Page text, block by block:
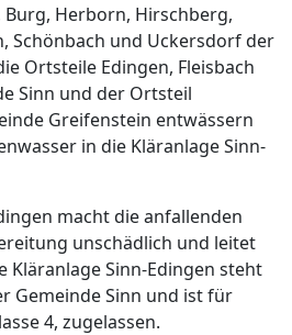
Herborn, Hirschberg,
Schönbach und Uckersdorf der
Ortsteile Edingen, Fleisbach
Sinn und der Ortsteil
Greifenstein entwässern
in die Kläranlage Sinn-
macht die anfallenden
unschädlich und leitet
Kläranlage Sinn-Edingen steht
Gemeinde Sinn und ist für
4, zugelassen.